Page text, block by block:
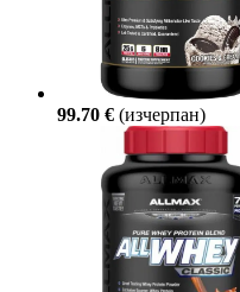
99.70 € (изчерпан)